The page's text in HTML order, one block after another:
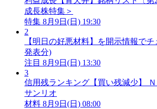
成長株特集＞
特集 8月9日(日) 19:30
2
【明日の好悪材料】を開示情報でチ
発表分)
注目 8月9日(日) 13:30
3
信用残ランキング【買い残減少】 Ｎ
サンリオ
材料 8月9日(日) 08:00